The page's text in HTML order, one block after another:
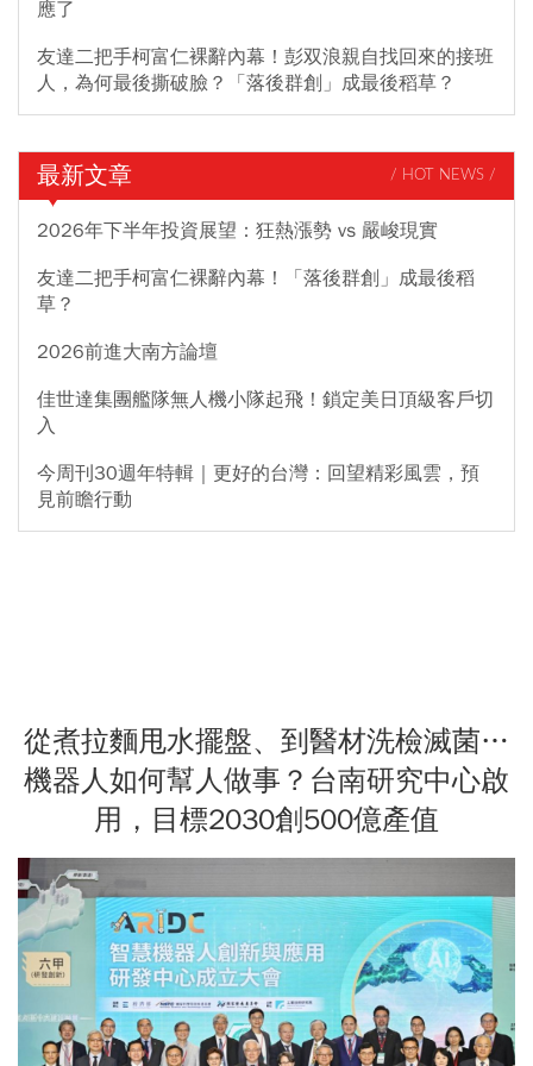
應了
友達二把手柯富仁裸辭內幕！彭双浪親自找回來的接班
人，為何最後撕破臉？「落後群創」成最後稻草？
最新文章 / HOT NEWS /
2026年下半年投資展望：狂熱漲勢 vs 嚴峻現實
友達二把手柯富仁裸辭內幕！「落後群創」成最後稻
草？
2026前進大南方論壇
佳世達集團艦隊無人機小隊起飛！鎖定美日頂級客戶切
入
今周刊30週年特輯｜更好的台灣：回望精彩風雲，預
見前瞻行動
從煮拉麵甩水擺盤、到醫材洗檢滅菌…
機器人如何幫人做事？台南研究中心啟
用，目標2030創500億產值